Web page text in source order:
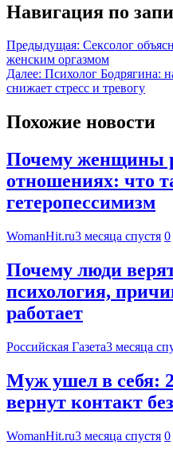
Навигация по
Предыдущая: Сексолог
женским оргазмом
Далее: Психолог Бодрягина:
снижает стресс и тревогу
Похожие новости
Почему женщины
отношениях: что
гетеропессимизм
WomanHit.ru3 месяца спустя 0
Почему люди
психология,
работает
Российская Газета3 месяца
Муж ушел в себя:
вернут контакт
WomanHit.ru3 месяца спустя 0